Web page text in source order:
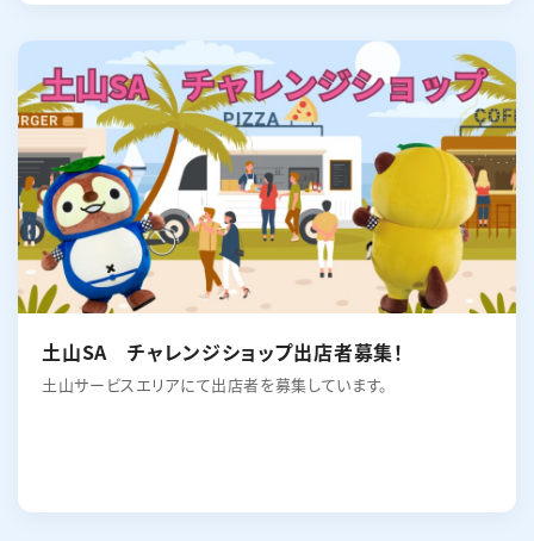
土山SA チャレンジショップ出店者募集！
土山サービスエリアにて出店者を募集しています。